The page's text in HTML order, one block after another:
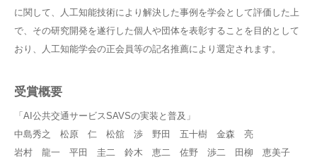
に関して、人工知能技術により解決した事例を学会として評価した上
で、その研究開発を遂行した個人や団体を表彰することを目的として
おり、人工知能学会の正会員等の記名推薦により選定されます。
受賞概要
「AI公共交通サービスSAVSの実装と普及」
中島秀之 松原 仁 松舘 渉 野田 五十樹 金森 亮
岩村 龍一 平田 圭二 鈴木 恵二 佐野 渉二 田柳 恵美子